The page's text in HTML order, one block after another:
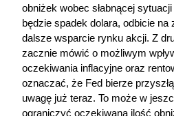
obniżek wobec słabnącej
będzie spadek dolara, odbicie na
dalsze wsparcie rynku akcji. Z
zacznie mówić o możliwym
oczekiwania inflacyjne oraz
oznaczać, że Fed bierze
uwagę już teraz. To może w
ograniczyć oczekiwaną ilość